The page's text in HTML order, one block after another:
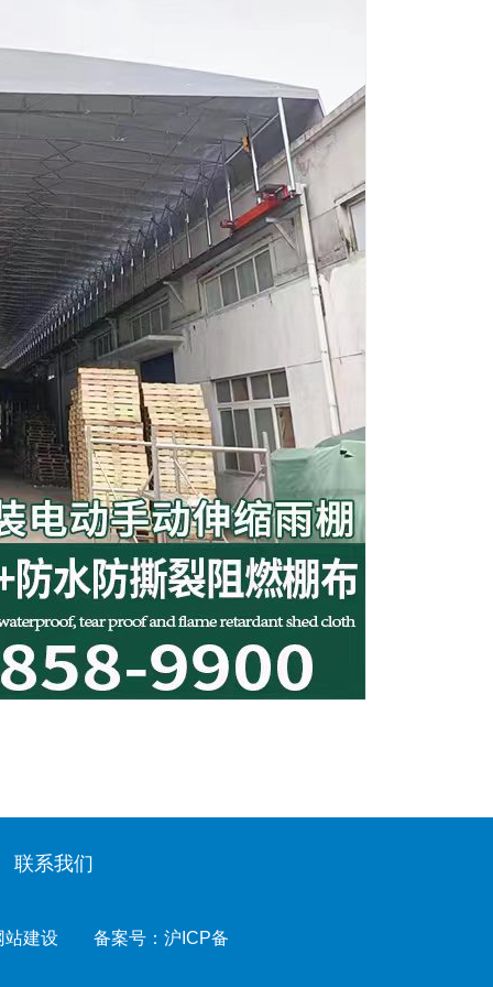
联系我们
站建设备案号： 沪ICP备